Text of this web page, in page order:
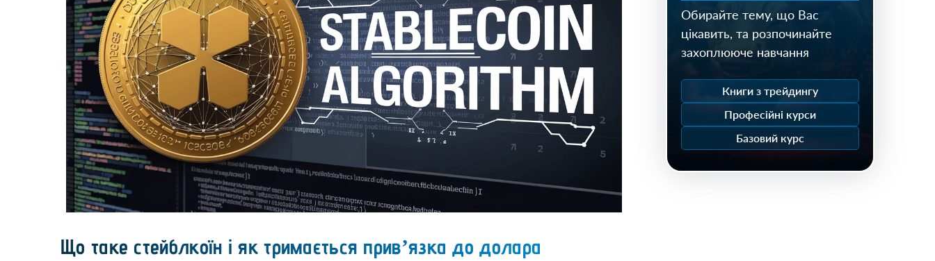
Що таке стейблкоїн і як тримається привʼязка до долара
Обирайте тему, що Вас
цікавить, та розпочинайте
захоплююче навчання
Книги з трейдингу
Професійні курси
Базовий курс